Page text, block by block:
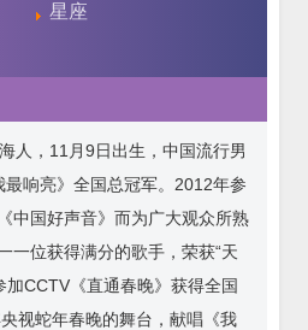
星座
人，11月9日出生，中国流行男
响亮》全国总冠军。2012年参
中国好声音》而为广大观众所熟
一位获得满分的歌手，荣获“天
加CCTV《直通春晚》获得全国
视蛇年春晚的舞台，献唱《我